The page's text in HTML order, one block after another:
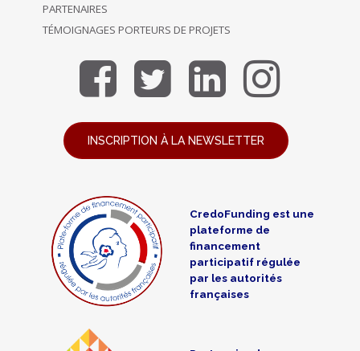
PARTENAIRES
TÉMOIGNAGES PORTEURS DE PROJETS
INSCRIPTION À LA NEWSLETTER
CredoFunding est une
plateforme de
financement
participatif régulée
par les autorités
françaises